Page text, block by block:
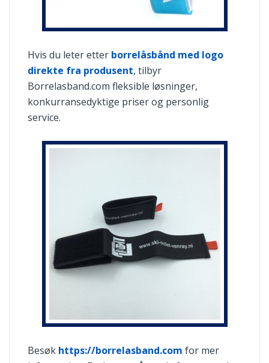
Hvis du leter etter borrelåsbånd med logo
direkte fra produsent, tilbyr
Borrelasband.com fleksible løsninger,
konkurransedyktige priser og personlig
service.
Besøk https://borrelasband.com for mer